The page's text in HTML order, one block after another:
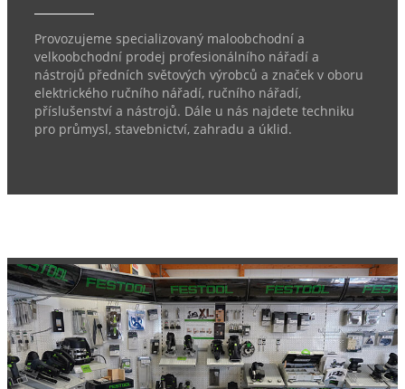
Provozujeme specializovaný maloobchodní a
velkoobchodní prodej profesionálního nářadí a
nástrojů předních světových výrobců a značek v oboru
elektrického ručního nářadí, ručního nářadí,
příslušenství a nástrojů. Dále u nás najdete techniku
pro průmysl, stavebnictví, zahradu a úklid.